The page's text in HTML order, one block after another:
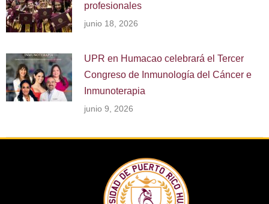
profesionales
junio 18, 2026
UPR en Humacao celebrará el Tercer
Congreso de Inmunología del Cáncer e
Inmunoterapia
junio 9, 2026